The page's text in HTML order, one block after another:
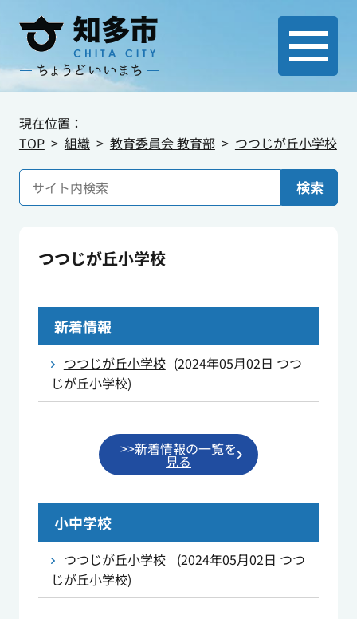
現在位置：
TOP
組織 教育委員会 教育部 つつじが丘小学校
検索
つつじが丘小学校
新着情報
つつじが丘小学校 (2024年05月02日 つつ
じが丘小学校)
>>新着情報の一覧を
見る
小中学校
つつじが丘小学校 (2024年05月02日 つつ
じが丘小学校)